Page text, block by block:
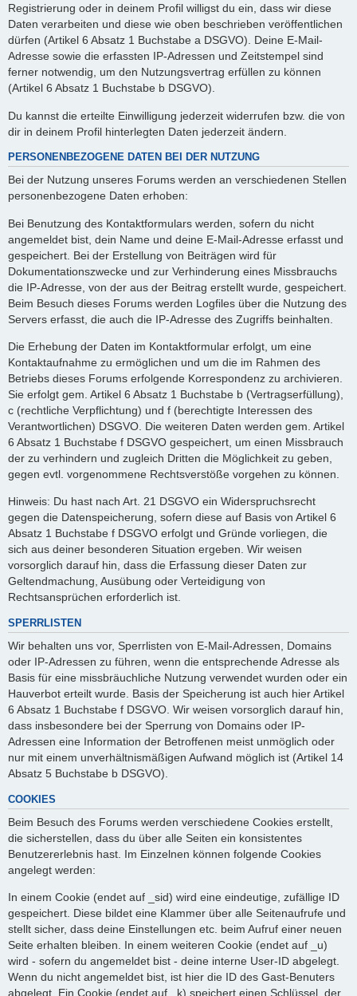
Registrierung oder in deinem Profil willigst du ein, dass wir diese
Daten verarbeiten und diese wie oben beschrieben veröffentlichen
dürfen (Artikel 6 Absatz 1 Buchstabe a DSGVO). Deine E-Mail-
Adresse sowie die erfassten IP-Adressen und Zeitstempel sind
ferner notwendig, um den Nutzungsvertrag erfüllen zu können
(Artikel 6 Absatz 1 Buchstabe b DSGVO).
Du kannst die erteilte Einwilligung jederzeit widerrufen bzw. die von
dir in deinem Profil hinterlegten Daten jederzeit ändern.
PERSONENBEZOGENE DATEN BEI DER NUTZUNG
Bei der Nutzung unseres Forums werden an verschiedenen Stellen
personenbezogene Daten erhoben:
Bei Benutzung des Kontaktformulars werden, sofern du nicht
angemeldet bist, dein Name und deine E-Mail-Adresse erfasst und
gespeichert. Bei der Erstellung von Beiträgen wird für
Dokumentationszwecke und zur Verhinderung eines Missbrauchs
die IP-Adresse, von der aus der Beitrag erstellt wurde, gespeichert.
Beim Besuch dieses Forums werden Logfiles über die Nutzung des
Servers erfasst, die auch die IP-Adresse des Zugriffs beinhalten.
Die Erhebung der Daten im Kontaktformular erfolgt, um eine
Kontaktaufnahme zu ermöglichen und um die im Rahmen des
Betriebs dieses Forums erfolgende Korrespondenz zu archivieren.
Sie erfolgt gem. Artikel 6 Absatz 1 Buchstabe b (Vertragserfüllung),
c (rechtliche Verpflichtung) und f (berechtigte Interessen des
Verantwortlichen) DSGVO. Die weiteren Daten werden gem. Artikel
6 Absatz 1 Buchstabe f DSGVO gespeichert, um einen Missbrauch
der zu verhindern und zugleich Dritten die Möglichkeit zu geben,
gegen evtl. vorgenommene Rechtsverstöße vorgehen zu können.
Hinweis: Du hast nach Art. 21 DSGVO ein Widerspruchsrecht
gegen die Datenspeicherung, sofern diese auf Basis von Artikel 6
Absatz 1 Buchstabe f DSGVO erfolgt und Gründe vorliegen, die
sich aus deiner besonderen Situation ergeben. Wir weisen
vorsorglich darauf hin, dass die Erfassung dieser Daten zur
Geltendmachung, Ausübung oder Verteidigung von
Rechtsansprüchen erforderlich ist.
SPERRLISTEN
Wir behalten uns vor, Sperrlisten von E-Mail-Adressen, Domains
oder IP-Adressen zu führen, wenn die entsprechende Adresse als
Basis für eine missbräuchliche Nutzung verwendet wurden oder ein
Hauverbot erteilt wurde. Basis der Speicherung ist auch hier Artikel
6 Absatz 1 Buchstabe f DSGVO. Wir weisen vorsorglich darauf hin,
dass insbesondere bei der Sperrung von Domains oder IP-
Adressen eine Information der Betroffenen meist unmöglich oder
nur mit einem unverhältnismäßigen Aufwand möglich ist (Artikel 14
Absatz 5 Buchstabe b DSGVO).
COOKIES
Beim Besuch des Forums werden verschiedene Cookies erstellt,
die sicherstellen, dass du über alle Seiten ein konsistentes
Benutzererlebnis hast. Im Einzelnen können folgende Cookies
angelegt werden:
In einem Cookie (endet auf _sid) wird eine eindeutige, zufällige ID
gespeichert. Diese bildet eine Klammer über alle Seitenaufrufe und
stellt sicher, dass deine Einstellungen etc. beim Aufruf einer neuen
Seite erhalten bleiben. In einem weiteren Cookie (endet auf _u)
wird - sofern du angemeldet bist - deine interne User-ID abgelegt.
Wenn du nicht angemeldet bist, ist hier die ID des Gast-Benuters
abgelegt. Ein Cookie (endet auf _k) speichert einen Schlüssel, der